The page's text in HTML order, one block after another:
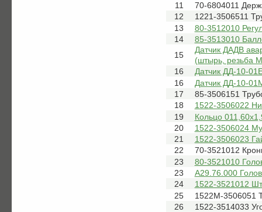
11
70-6804011
12
1221-3506511
13
80-3512010
14
85-3513010
15
Датчик ДАДВ
(штырь, резьба
16
Датчик ДД-10-
16
Датчик ДД-10-
17
85-3506151
18
1522-3506022
19
Кольцо
20
1522-3506024
21
1522-3506023
22
70-3521012
23
80-3521010
23
А29.76.000
24
1522-3521012
25
1522М-3506051
26
1522-3514033